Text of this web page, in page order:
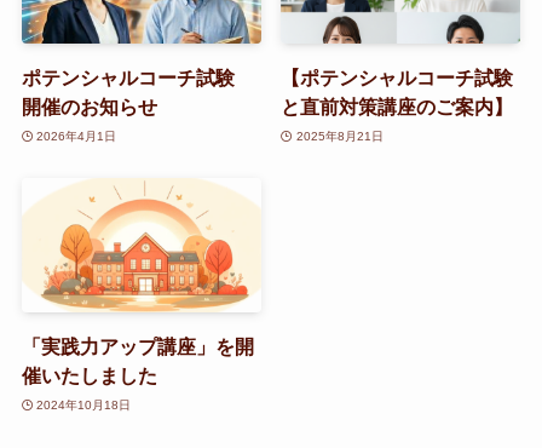
ポテンシャルコーチ試験
開催のお知らせ
2026年4月1日
【ポテンシャルコーチ試験
と直前対策講座のご案内】
2025年8月21日
「実践力アップ講座」を開
催いたしました
2024年10月18日